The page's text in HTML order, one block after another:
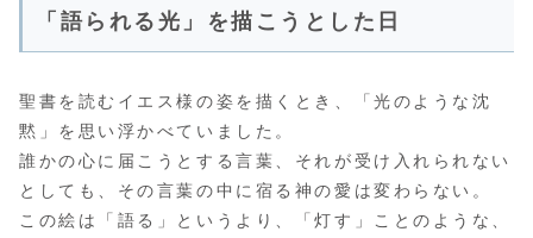
「語られる光」を描こうとした日
聖書を読むイエス様の姿を描くとき、「光のような沈
黙」を思い浮かべていました。
誰かの心に届こうとする言葉、それが受け入れられない
としても、その言葉の中に宿る神の愛は変わらない。
この絵は「語る」というより、「灯す」ことのような、